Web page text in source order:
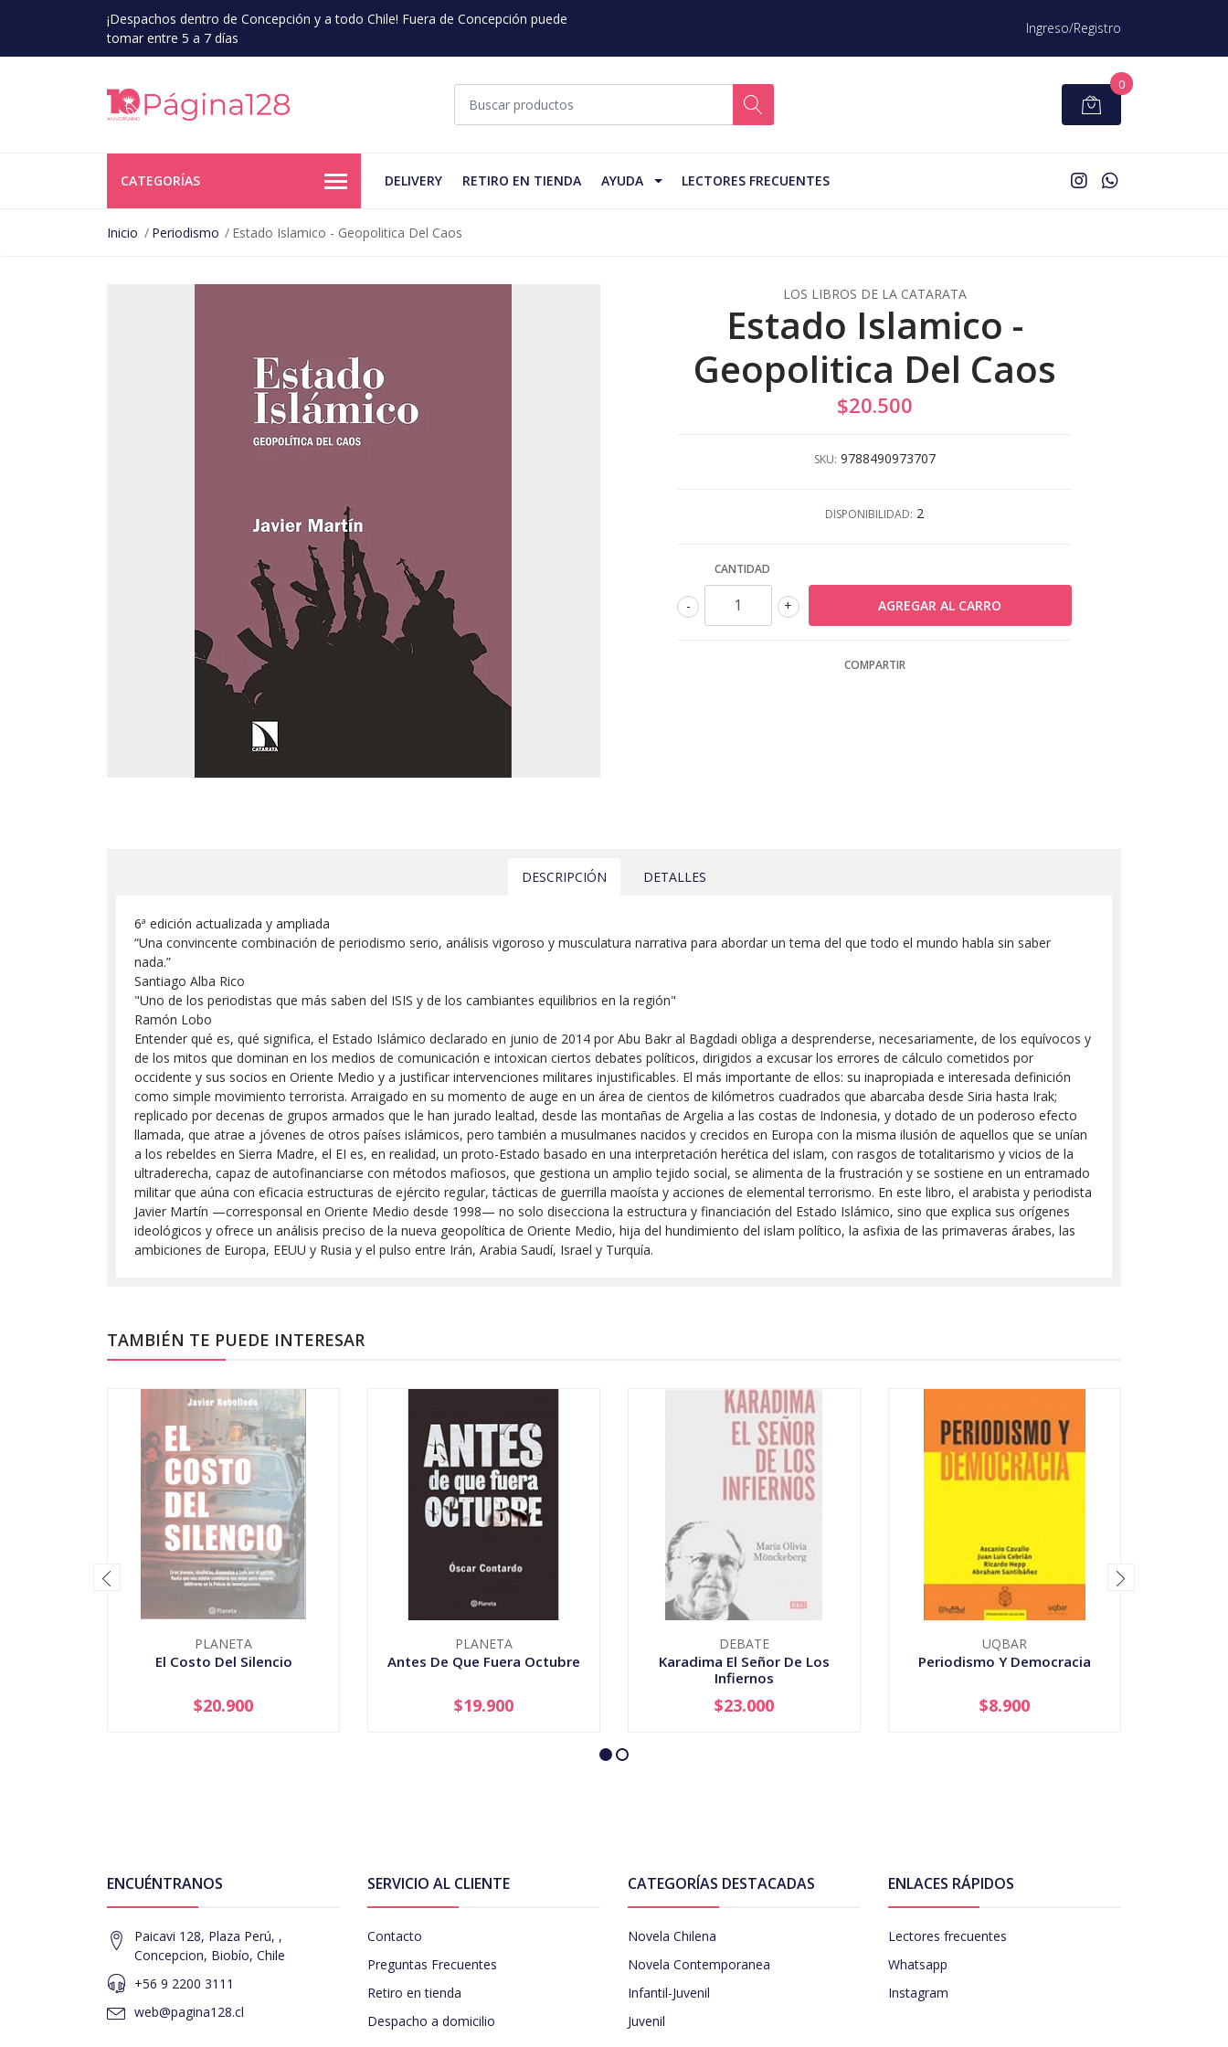
¡Despachos dentro de Concepción y a todo Chile! Fuera de Concepción puede
tomar entre 5 a 7 días
Ingreso/Registro
0
CATEGORÍAS DELIVERY RETIRO EN TIENDA AYUDA LECTORES FRECUENTES
Inicio Periodismo Estado Islamico - Geopolitica Del Caos
LOS LIBROS DE LA CATARATA
Estado Islamico -
Geopolitica Del Caos
$20.500
SKU: 9788490973707
DISPONIBILIDAD: 2
CANTIDAD
+
-
COMPARTIR
DESCRIPCIÓN DETALLES
6ª edición actualizada y ampliada
“Una convincente combinación de periodismo serio, análisis vigoroso y musculatura narrativa para abordar un tema del que todo el mundo habla sin saber
nada.”
Santiago Alba Rico
"Uno de los periodistas que más saben del ISIS y de los cambiantes equilibrios en la región"
Ramón Lobo
Entender qué es, qué significa, el Estado Islámico declarado en junio de 2014 por Abu Bakr al Bagdadi obliga a desprenderse, necesariamente, de los equívocos y
de los mitos que dominan en los medios de comunicación e intoxican ciertos debates políticos, dirigidos a excusar los errores de cálculo cometidos por
occidente y sus socios en Oriente Medio y a justificar intervenciones militares injustificables. El más importante de ellos: su inapropiada e interesada definición
como simple movimiento terrorista. Arraigado en su momento de auge en un área de cientos de kilómetros cuadrados que abarcaba desde Siria hasta Irak;
replicado por decenas de grupos armados que le han jurado lealtad, desde las montañas de Argelia a las costas de Indonesia, y dotado de un poderoso efecto
llamada, que atrae a jóvenes de otros países islámicos, pero también a musulmanes nacidos y crecidos en Europa con la misma ilusión de aquellos que se unían
a los rebeldes en Sierra Madre, el EI es, en realidad, un proto-Estado basado en una interpretación herética del islam, con rasgos de totalitarismo y vicios de la
ultraderecha, capaz de autofinanciarse con métodos mafiosos, que gestiona un amplio tejido social, se alimenta de la frustración y se sostiene en un entramado
militar que aúna con eficacia estructuras de ejército regular, tácticas de guerrilla maoísta y acciones de elemental terrorismo. En este libro, el arabista y periodista
Javier Martín —corresponsal en Oriente Medio desde 1998— no solo disecciona la estructura y financiación del Estado Islámico, sino que explica sus orígenes
ideológicos y ofrece un análisis preciso de la nueva geopolítica de Oriente Medio, hija del hundimiento del islam político, la asfixia de las primaveras árabes, las
ambiciones de Europa, EEUU y Rusia y el pulso entre Irán, Arabia Saudí, Israel y Turquía.
TAMBIÉN TE PUEDE INTERESAR
PLANETA
El Costo Del Silencio
AGOTADO
$20.900
PLANETA
Antes De Que Fuera Octubre
+
$19.900
DEBATE
Karadima El Señor De Los
Infiernos
AGOTADO
$23.000
UQBAR
Periodismo Y Democracia
+
$8.900
ENCUÉNTRANOS
Paicavi 128, Plaza Perú, ,
Concepcion, Biobío, Chile
+56 9 2200 3111
web@pagina128.cl
SERVICIO AL CLIENTE
Contacto
Preguntas Frecuentes
Retiro en tienda
Despacho a domicilio
CATEGORÍAS DESTACADAS
Novela Chilena
Novela Contemporanea
Infantil-Juvenil
Juvenil
ENLACES RÁPIDOS
Lectores frecuentes
Whatsapp
Instagram